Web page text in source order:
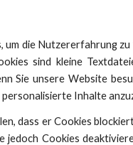
um die Nutzererfahrung
sind kleine
Sie unsere Website
Inhalte
dass er Cookies
jedoch Cookies